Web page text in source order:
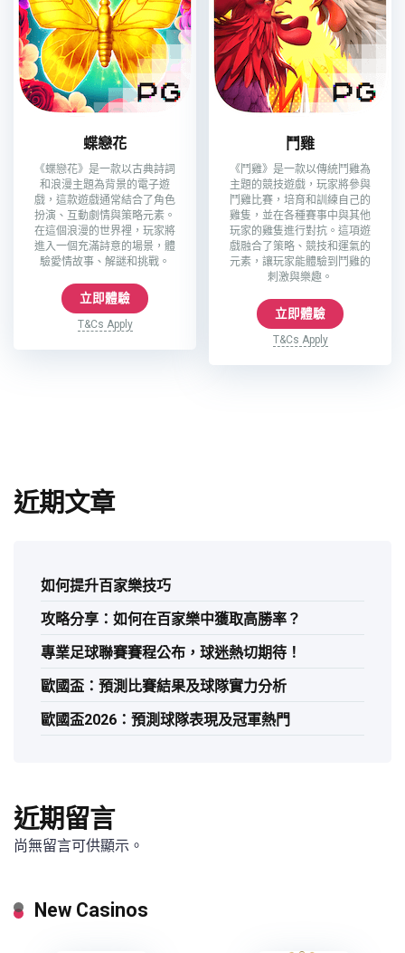
蝶戀花
《蝶戀花》是一款以古典詩詞
和浪漫主題為背景的電子遊
戲，這款遊戲通常結合了角色
扮演、互動劇情與策略元素。
在這個浪漫的世界裡，玩家將
進入一個充滿詩意的場景，體
驗愛情故事、解謎和挑戰。
立即體驗
T&Cs Apply
鬥雞
《鬥雞》是一款以傳統鬥雞為
主題的競技遊戲，玩家將參與
鬥雞比賽，培育和訓練自己的
雞隻，並在各種賽事中與其他
玩家的雞隻進行對抗。這項遊
戲融合了策略、競技和運氣的
元素，讓玩家能體驗到鬥雞的
刺激與樂趣。
立即體驗
T&Cs Apply
近期文章
如何提升百家樂技巧
攻略分享：如何在百家樂中獲取高勝率？
專業足球聯賽賽程公布，球迷熱切期待！
歐國盃：預測比賽結果及球隊實力分析
歐國盃2026：預測球隊表現及冠軍熱門
近期留言
尚無留言可供顯示。
New Casinos